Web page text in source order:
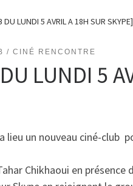
DU LUNDI 5 AVRIL A 18H SUR SKYPE]
/ CINÉ RENCONTRE
LUNDI 5
lieu un nouveau ciné-club
Chikhaoui en présence